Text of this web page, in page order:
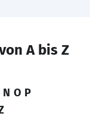
A bis Z
N O P